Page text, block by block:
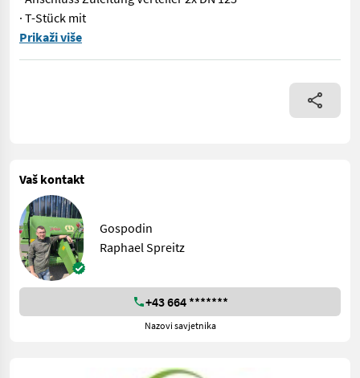
· T-Stück mit
BlackBird light 15 m mit 2 Exa-Cut ECM 30 15 m breit -
Prikaži više
Vaš kontakt
Gospodin
Raphael Spreitz
+43 664 *******
Nazovi savjetnika